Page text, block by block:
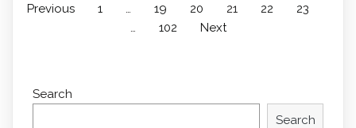
Previous 1 … 19 20 21 22
23
…
102 Next
Search
Search